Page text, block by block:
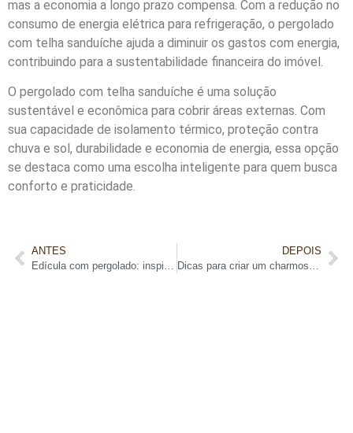
mas a economia a longo prazo compensa. Com a redução no
consumo de energia elétrica para refrigeração, o pergolado
com telha sanduíche ajuda a diminuir os gastos com energia,
contribuindo para a sustentabilidade financeira do imóvel.
O pergolado com telha sanduíche é uma solução
sustentável e econômica para cobrir áreas externas. Com
sua capacidade de isolamento térmico, proteção contra
chuva e sol, durabilidade e economia de energia, essa opção
se destaca como uma escolha inteligente para quem busca
conforto e praticidade.
ANTES
DEPOIS